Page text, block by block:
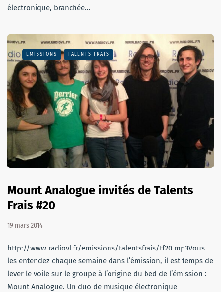
électronique, branchée…
EMISSIONS TALENTS FRAIS
Mount Analogue invités de Talents
Frais #20
19 mars 2014
http://www.radiovl.fr/emissions/talentsfrais/tf20.mp3Vous
les entendez chaque semaine dans l’émission, il est temps de
lever le voile sur le groupe à l’origine du bed de l’émission :
Mount Analogue. Un duo de musique électronique